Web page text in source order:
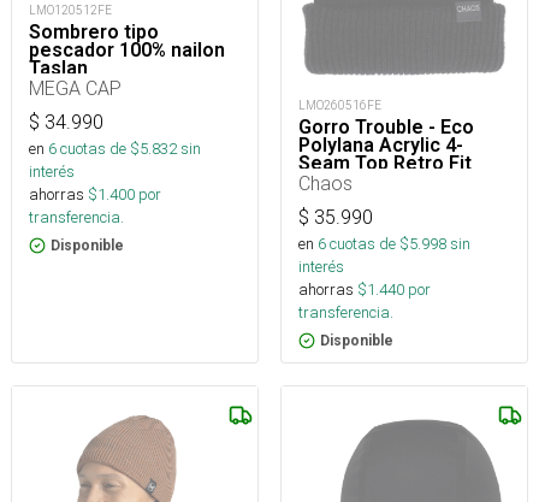
LMO120512FE
Sombrero tipo
pescador 100% nailon
Taslan
MEGA CAP
$ 34.990
en 6cuotas de $5.832sin
interés
ahorras $1.400 por
transferencia.
Disponible
LMO260516FE
Gorro Trouble - Eco
Polylana Acrylic 4-
Seam Top Retro Fit
Beanie Osfm
Chaos
$ 35.990
en 6cuotas de $5.998sin
interés
ahorras $1.440 por
transferencia.
Disponible